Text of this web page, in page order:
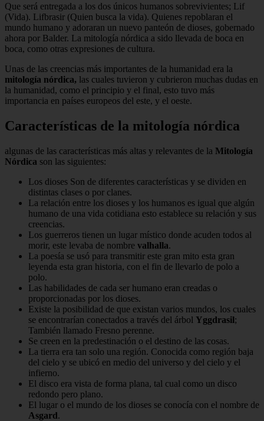
Que será entregada a los dos únicos humanos sobrevivientes; Lif
(Vida). Lifbrasir (Quien busca la vida). Quienes repoblaran el
mundo humano y adoraran un nuevo panteón de dioses, gobernado
ahora por Balder. La mitología nórdica a sido llevada de boca en
boca, como otras expresiones de cultura.
Unas de las creencias más importantes de la humanidad era la
mitología nórdica, las cuales tuvieron y cubrieron muchas dudas en
la humanidad, como el principio y el final, esto tuvo más
importancia en países europeos del este, y el oeste.
Características de la mitología nórdica
algunas de las características más altas y relevantes de la Mitología
Nórdica son las siguientes:
Los dioses Son de diferentes características y se dividen en
distintas clases o por clanes.
La relación entre los dioses y los humanos es igual que algún
humano de una vida cotidiana esto establece su relación y sus
creencias.
Los guerreros tienen un lugar místico donde acuden todos al
morir, este levaba de nombre valhalla.
La poesía se usó para transmitir este gran mito esta gran
leyenda esta gran historia, con el fin de llevarlo de polo a
polo.
Las habilidades de cada ser humano eran creadas o
proporcionadas por los dioses.
Existe la posibilidad de que existan varios mundos, los cuales
se encontrarían conectados a través del árbol Yggdrasil;
También llamado Fresno perenne.
Se creen en la predestinación o el destino de las cosas.
La tierra era tan solo una región. Conocida como región baja
del cielo y se ubicó en medio del universo y del cielo y el
infierno.
El disco era vista de forma plana, tal cual como un disco
redondo pero plano.
El lugar o el mundo de los dioses se conocía con el nombre de
Asgard.